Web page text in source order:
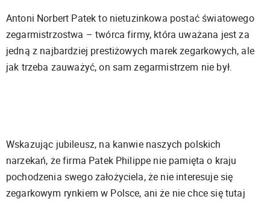
Antoni Norbert Patek to nietuzinkowa postać światowego
zegarmistrzostwa – twórca firmy, która uważana jest za
jedną z najbardziej prestiżowych marek zegarkowych, ale
jak trzeba zauważyć, on sam zegarmistrzem nie był.
Wskazując jubileusz, na kanwie naszych polskich
narzekań, że firma Patek Philippe nie pamięta o kraju
pochodzenia swego założyciela, że nie interesuje się
zegarkowym rynkiem w Polsce, ani że nie chce się tutaj